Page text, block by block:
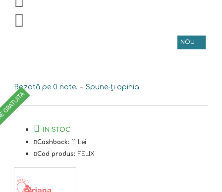
NOU
Bazată pe 0 note. - Spune-ţi opinia
IN STOC
Cashback: 11 Lei
Cod produs: FELIX